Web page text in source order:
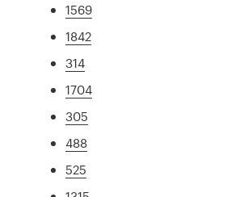
1569
1842
314
1704
305
488
525